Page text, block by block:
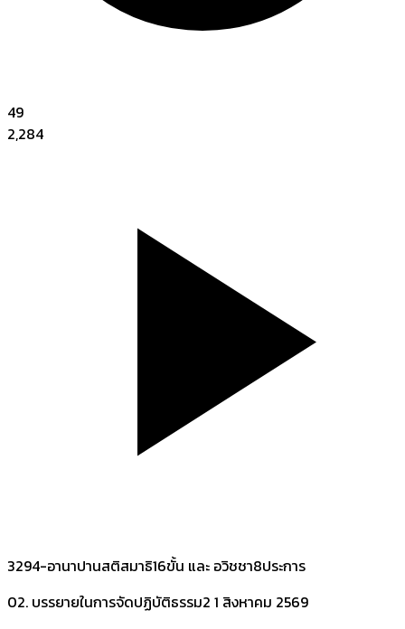
49
2,284
3294-อานาปานสติสมาธิ16ขั้น และ อวิชชา8ประการ
02. บรรยายในการจัดปฏิบัติธรรม2 1 สิงหาคม 2569